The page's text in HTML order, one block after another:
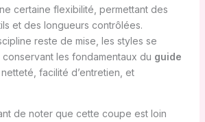
certaine flexibilité, permettant des
et des longueurs contrôlées.
reste de mise, les styles se
les fondamentaux du guide
netteté, facilité d’entretien, et
de noter que cette coupe est loin